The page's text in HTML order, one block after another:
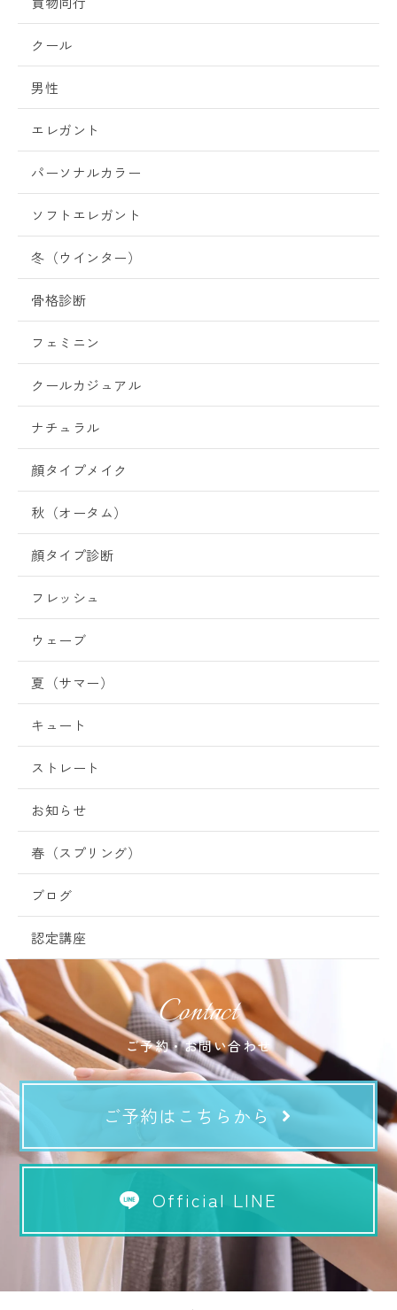
クール
男性
エレガント
パーソナルカラー
ソフトエレガント
冬（ウインター）
骨格診断
フェミニン
クールカジュアル
ナチュラル
顔タイプメイク
秋（オータム）
顔タイプ診断
フレッシュ
ウェーブ
夏（サマー）
キュート
ストレート
お知らせ
春（スプリング）
ブログ
認定講座
Contact
ご予約・お問い合わせ
ご予約はこちらから
Official LINE